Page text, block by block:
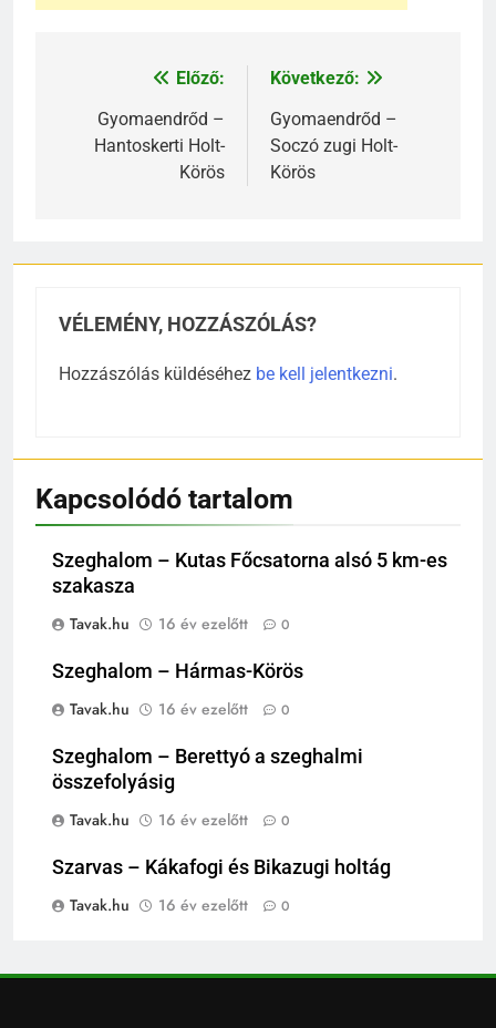
Bejegyzés
navigáció
Előző:
Gyomaendrőd –
Hantoskerti Holt-
Körös
Következő:
Gyomaendrőd –
Soczó zugi Holt-
Körös
VÉLEMÉNY, HOZZÁSZÓLÁS?
Hozzászólás küldéséhez be kell jelentkezni.
Kapcsolódó tartalom
Szeghalom – Kutas Főcsatorna alsó 5 km-es
szakasza
Tavak.hu
16 év ezelőtt 0
Szeghalom – Hármas-Körös
Tavak.hu
16 év ezelőtt 0
Szeghalom – Berettyó a szeghalmi
összefolyásig
Tavak.hu
16 év ezelőtt 0
Szarvas – Kákafogi és Bikazugi holtág
Tavak.hu
16 év ezelőtt 0